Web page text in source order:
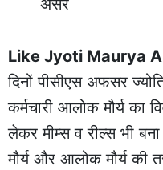
असर
Like Jyoti Maurya
दिनों पीसीएस अफसर
कर्मचारी आलोक मौर्य का
लेकर मीम्स व रील्स भी
मौर्य और आलोक मौर्य की